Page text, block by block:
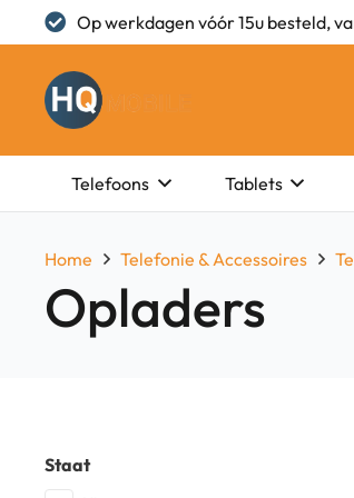
Op werkdagen vóór 15u besteld,
Telefoons
Tablets
Home Telefonie & Accessoires
Opladers
Staat